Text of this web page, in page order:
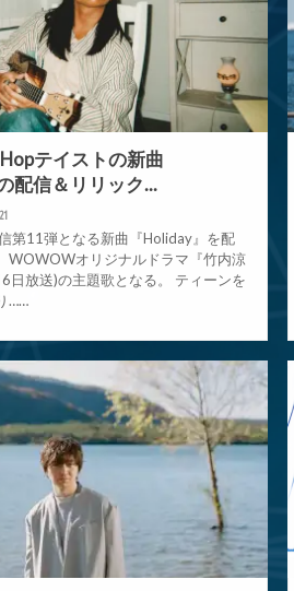
テイストの新曲
配信＆リリック...
第11弾となる新曲『Holiday』を配
WOWOWオリジナルドラマ『竹内涼
日放送)の主題歌となる。 ティーンを
……